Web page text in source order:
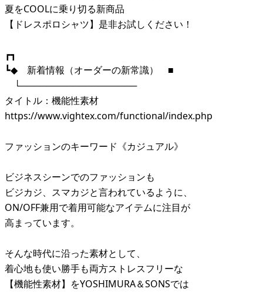
夏をCOOLに乗り切る新商品
【ドレスポロシャツ】是非お試しください！
┏┓
┗◆ 新着情報（オーダーの新常識） ■
└──────────────────
タイトル：機能性素材
https://www.vightex.com/functional/index.php
ファッションのキーワード《カジュアル》
ビジネスシーンでのファッションも
ビジカジ、スマカジと言われているように、
ON/OFF兼用で着用可能なアイテムに注目が
高まっています。
そんな時代に沿った素材として、
着心地も使い勝手も両方ストレスフリーな
【機能性素材】をYOSHIMURA＆SONSでは